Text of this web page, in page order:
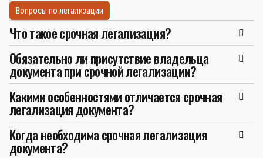
Вопросы по легализации
Что такое срочная легализация?
Обязательно ли присутствие владельца
документа при срочной легализации?
Какими особенностями отличается срочная
легализация документа?
Когда необходима срочная легализация
документа?